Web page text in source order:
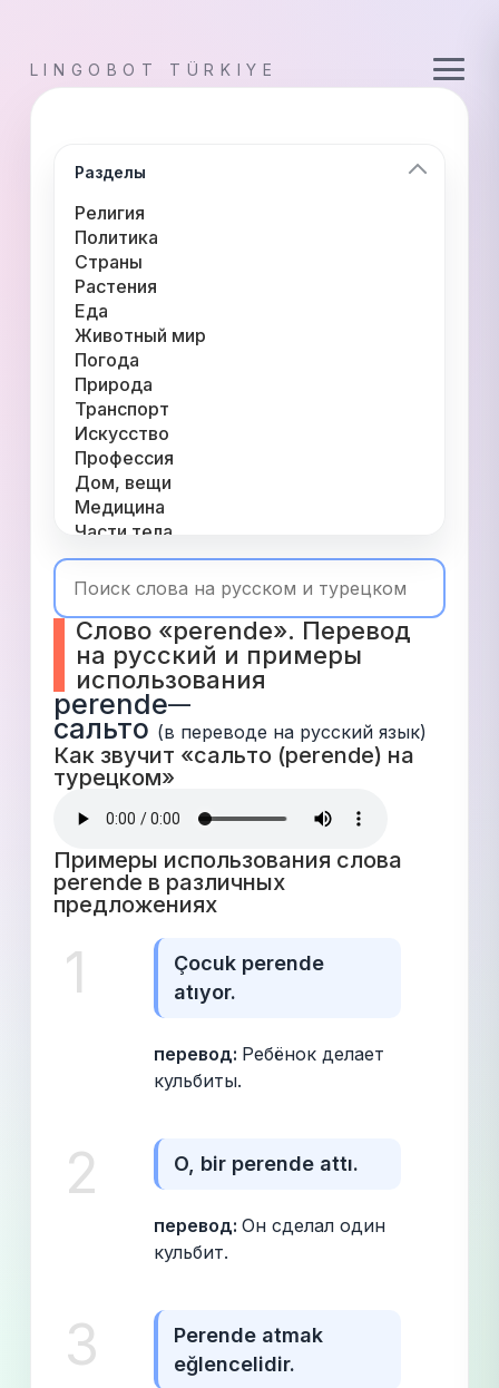
LINGOBOT TÜRKIYE
Разделы
Религия
Политика
Страны
Растения
Еда
Животный мир
Погода
Природа
Транспорт
Искусство
Профессия
Дом, вещи
Медицина
Части тела
Одежда
Время
Числа
Глаголы
Служебные
Существительные
Прилагательные
Слово «perende». Перевод
на русский и примеры
использования
perende—
сальто (в переводе на русский язык)
Как звучит «сальто (perende) на
турецком»
Примеры использования слова
perende в различных
предложениях
1
Çocuk perende
atıyor.
перевод: Ребёнок делает
кульбиты.
2 O, bir perende attı.
перевод: Он сделал один
кульбит.
3
Perende atmak
eğlencelidir.